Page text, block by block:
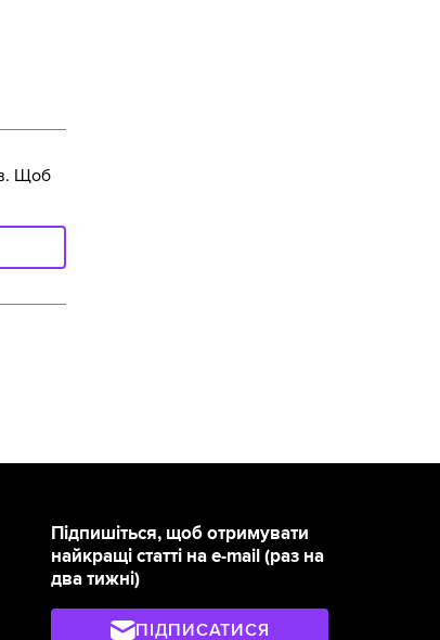
Щоб
Підпишіться, щоб отримувати
найкращі статті на e-mail (раз на
два тижні)
ПІДПИСАТИСЯ